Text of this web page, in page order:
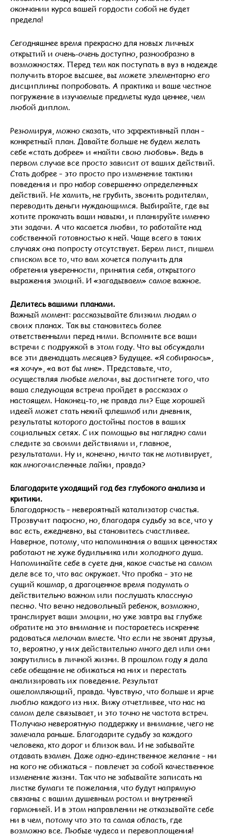
окончании курса вашей гордости собой не будет
предела!
Сегодняшнее время прекрасно для новых личных
открытий и очень-очень доступно, разнообразно в
возможностях. Перед тем как поступать в вуз в надежде
получить второе высшее, вы можете элементарно его
дисциплины попробовать. А практика и ваше честное
погружение в изучаемые предметы куда ценнее, чем
любой диплом.
Резюмируя, можно сказать, что эффективный план –
конкретный план. Давайте больше не будем желать
себе «стать добрее» и «найти свою любовь». Ведь в
первом случае все просто зависит от ваших действий.
Стать добрее – это просто про изменение тактики
поведения и про набор совершенно определенных
действий. Не хамить, не грубить, звонить родителям,
переводить деньги нуждающимся. Выбирайте, где вы
хотите прокачать ваши навыки, и планируйте именно
эти задачи. А что касается любви, то работайте над
собственной готовностью к ней. Чаще всего в таких
случаях она попросту отсутствует. Берем лист, пишем
списком все то, что вам хочется получить для
обретения уверенности, принятия себя, открытого
выражения эмоций. И «загадываем» самое важное.
Делитесь вашими планами.
Важный момент: рассказывайте близким людям о
своих планах. Так вы становитесь более
ответственными перед ними. Вспомните все ваши
встречи с подружкой в этом году. Что вы обсуждали
все эти двенадцать месяцев? Будущее. «Я собираюсь»,
«я хочу», «а вот бы мне». Представьте, что,
осуществляя любые мелочи, вы достигнете того, что
ваша следующая встреча пройдет в рассказах о
настоящем. Наконец-то, не правда ли? Еще хорошей
идеей может стать некий флешмоб или дневник,
результаты которого достойны постов в ваших
социальных сетях. С их помощью вы наглядно сами
следите за своими действиями и, главное,
результатами. Ну и, конечно, ничто так не мотивирует,
как многочисленные лайки, правда?
Благодарите уходящий год без глубокого анализа и
критики.
Благодарность – невероятный катализатор счастья.
Прозвучит пафосно, но, благодаря судьбу за все, что у
вас есть, ежедневно, вы становитесь счастливее.
Наверное, потому, что напоминания о ваших ценностях
работают не хуже будильника или холодного душа.
Напоминайте себе в суете дня, какое счастье на самом
деле все то, что вас окружает. Что пробка – это не
сущий кошмар, а драгоценное время подумать о
действительно важном или послушать классную
песню. Что вечно недовольный ребенок, возможно,
транслирует ваши эмоции, но уже завтра вы глубже
обратите на это внимание и постараетесь искренне
радоваться мелочам вместе. Что если не звонят друзья,
то, вероятно, у них действительно много дел или они
закрутились в личной жизни. В прошлом году я дала
себе обещание не обижаться на них и перестать
анализировать их поведение. Результат
ошеломляющий, правда. Чувствую, что больше и ярче
люблю каждого из них. Вижу отчетливее, что нас на
самом деле связывает, и это точно не частота встреч.
Получаю невероятную поддержку и внимание, чего не
замечала раньше. Благодарите судьбу за каждого
человека, кто дорог и близок вам. И не забывайте
отдавать взамен. Даже одно-единственное желание – ни
на кого не обижаться – повлечет за собой качественное
изменение жизни. Так что не забывайте записать на
листке бумаги те пожелания, что будут напрямую
связаны с вашим душевным ростом и внутренней
гармонией. И в этом направлении не отказывайте себе
ни в чем, потому что это та самая область, где
возможно все. Любые чудеса и перевоплощения!